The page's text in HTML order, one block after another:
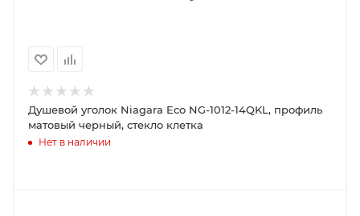
Душевой уголок Niagara Eco NG-1012-14QKL, профиль
матовый черный, стекло клетка
Нет в наличии